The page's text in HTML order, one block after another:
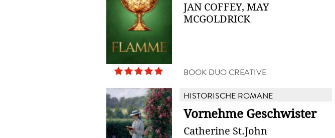
JAN COFFEY, MAY
MCGOLDRICK
BOOK DUO CREATIVE
HISTORISCHE ROMANE
Vornehme Geschwister
Catherine St.John